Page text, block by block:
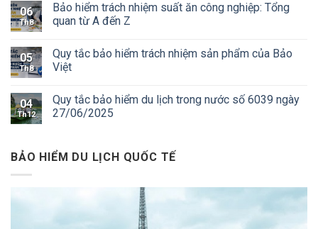
06
Th8
Bảo hiểm trách nhiệm suất ăn công nghiệp: Tổng
quan từ A đến Z
05
Th8
Quy tắc bảo hiểm trách nhiệm sản phẩm của Bảo
Việt
04
Th12
Quy tắc bảo hiểm du lịch trong nước số 6039 ngày
27/06/2025
BẢO HIỂM DU LỊCH QUỐC TẾ